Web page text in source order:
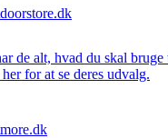
de alt, hvad du skal
for at se deres udvalg.